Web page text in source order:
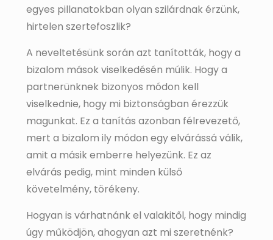
egyes pillanatokban olyan szilárdnak érzünk,
hirtelen szertefoszlik?
A neveltetésünk során azt tanították, hogy a
bizalom mások viselkedésén múlik. Hogy a
partnerünknek bizonyos módon kell
viselkednie, hogy mi biztonságban érezzük
magunkat. Ez a tanítás azonban félrevezető,
mert a bizalom ily módon egy elvárássá válik,
amit a másik emberre helyezünk. Ez az
elvárás pedig, mint minden külső
követelmény, törékeny.
Hogyan is várhatnánk el valakitől, hogy mindig
úgy működjön, ahogyan azt mi szeretnénk?